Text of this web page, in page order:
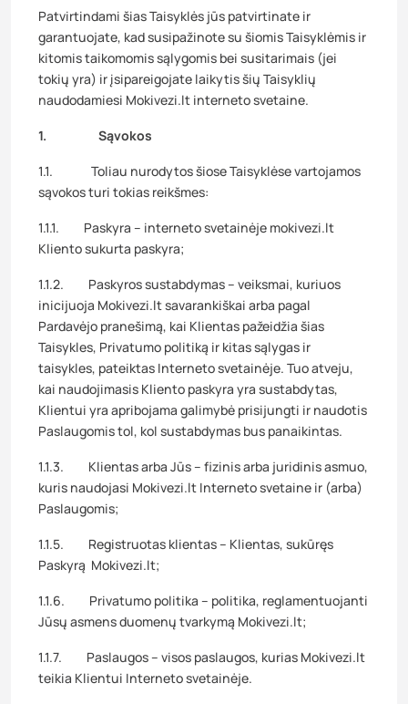
Patvirtindami šias Taisyklės jūs patvirtinate ir
garantuojate, kad susipažinote su šiomis Taisyklėmis ir
kitomis taikomomis sąlygomis bei susitarimais (jei
tokių yra) ir įsipareigojate laikytis šių Taisyklių
naudodamiesi Mokivezi.lt interneto svetaine.
1. Sąvokos
1.1. Toliau nurodytos šiose Taisyklėse vartojamos
sąvokos turi tokias reikšmes:
1.1.1. Paskyra – interneto svetainėje mokivezi.lt
Kliento sukurta paskyra;
1.1.2. Paskyros sustabdymas – veiksmai, kuriuos
inicijuoja Mokivezi.lt savarankiškai arba pagal
Pardavėjo pranešimą, kai Klientas pažeidžia šias
Taisykles, Privatumo politiką ir kitas sąlygas ir
taisykles, pateiktas Interneto svetainėje. Tuo atveju,
kai naudojimasis Kliento paskyra yra sustabdytas,
Klientui yra apribojama galimybė prisijungti ir naudotis
Paslaugomis tol, kol sustabdymas bus panaikintas.
1.1.3. Klientas arba Jūs – fizinis arba juridinis asmuo,
kuris naudojasi Mokivezi.lt Interneto svetaine ir (arba)
Paslaugomis;
1.1.5. Registruotas klientas – Klientas, sukūręs
Paskyrą Mokivezi.lt;
1.1.6. Privatumo politika – politika, reglamentuojanti
Jūsų asmens duomenų tvarkymą Mokivezi.lt;
1.1.7. Paslaugos – visos paslaugos, kurias Mokivezi.lt
teikia Klientui Interneto svetainėje.